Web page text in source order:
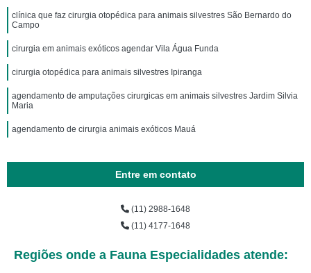
clínica que faz cirurgia otopédica para animais silvestres São Bernardo do
Campo
cirurgia em animais exóticos agendar Vila Água Funda
cirurgia otopédica para animais silvestres Ipiranga
agendamento de amputações cirurgicas em animais silvestres Jardim Silvia
Maria
agendamento de cirurgia animais exóticos Mauá
Entre em contato
(11) 2988-1648
(11) 4177-1648
Regiões onde a Fauna Especialidades atende: